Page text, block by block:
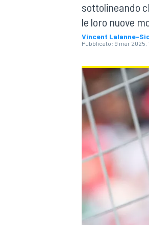
sottolineando
le loro nuove
Vincent Lalanne-
Pubblicato: 9 mar 2025,